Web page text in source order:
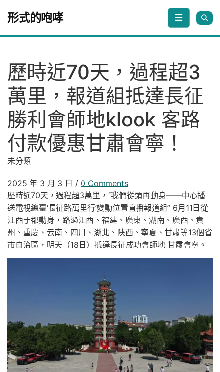
形式的咆哮
歷時近70天，過程超3
萬里，報道組抵達長征
勝利會師地klook 客路
付款優惠甘肅會寧！
未分類
2025 年 3 月 3 日 / 0 Comments
歷時近70天，過程超3萬里，“我們從頭再動身——中心播
送電視總臺‘長征路萬里行’變動位置直播報道組” 6月11日從
江西于都動身，路過江西、福建、廣東、湖南、廣西、貴
州、重慶、云南、四川、湖北、陜西、寧夏、甘肅等13個省
市自治區，明天（18日）抵達長征成功會師地 甘肅會寧。